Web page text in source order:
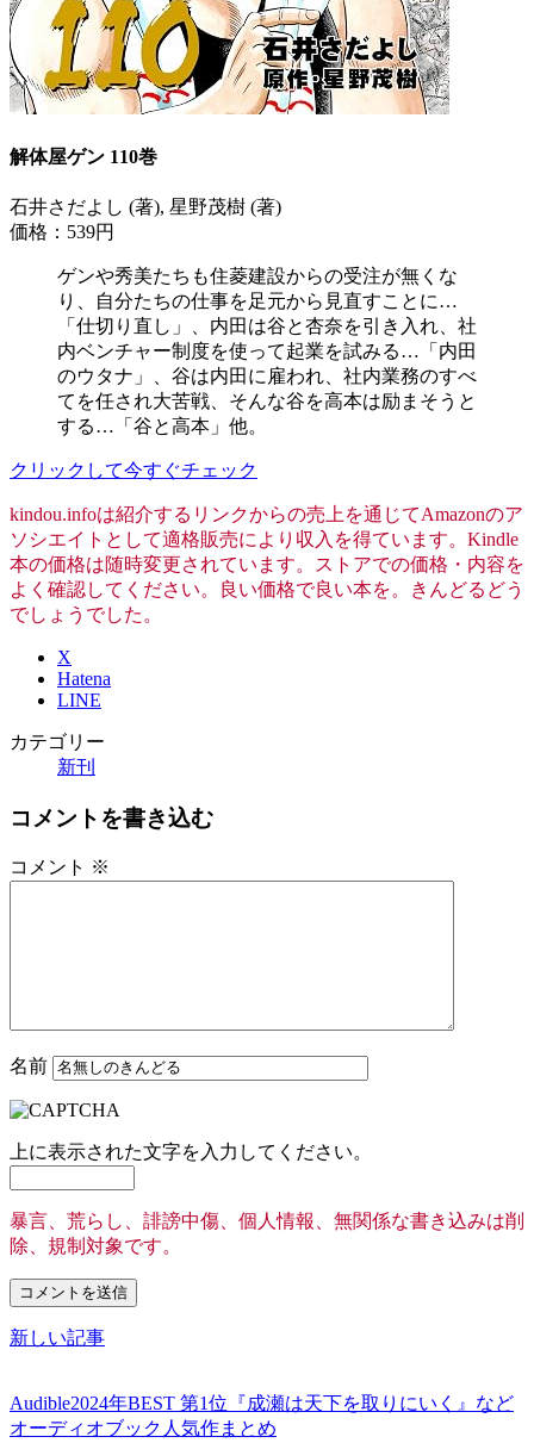
解体屋ゲン 110巻
石井さだよし (著), 星野茂樹 (著)
価格：539円
ゲンや秀美たちも住菱建設からの受注が無くな
り、自分たちの仕事を足元から見直すことに…
「仕切り直し」、内田は谷と杏奈を引き入れ、社
内ベンチャー制度を使って起業を試みる…「内田
のウタナ」、谷は内田に雇われ、社内業務のすべ
てを任され大苦戦、そんな谷を高本は励まそうと
する…「谷と高本」他。
クリックして今すぐチェック
kindou.infoは紹介するリンクからの売上を通じてAmazonのア
ソシエイトとして適格販売により収入を得ています。Kindle
本の価格は随時変更されています。ストアでの価格・内容を
よく確認してください。良い価格で良い本を。きんどるどう
でしょうでした。
X
Hatena
LINE
カテゴリー
新刊
コメントを書き込む
コメント ※
名前
上に表示された文字を入力してください。
暴言、荒らし、誹謗中傷、個人情報、無関係な書き込みは削
除、規制対象です。
新しい記事
Audible2024年BEST 第1位『成瀬は天下を取りにいく』など
オーディオブック人気作まとめ